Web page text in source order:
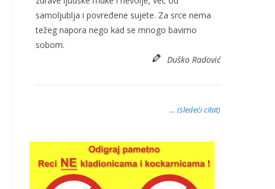
samoljublja i povređene sujete. Za srce nema
težeg napora nego kad se mnogo bavimo
sobom.
Duško Radović
… (sledeći citat)